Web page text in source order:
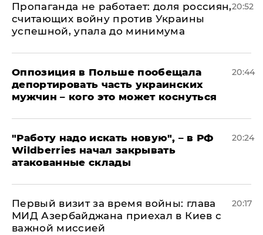
​Пропаганда не работает: доля россиян,
считающих войну против Украины
успешной, упала до минимума
20:52
Оппозиция в Польше пообещала
депортировать часть украинских
мужчин – кого это может коснуться
20:44
"Работу надо искать новую", – в РФ
Wildberries начал закрывать
атакованные склады
20:24
Первый визит за время войны: глава
МИД Азербайджана приехал в Киев с
важной миссией
20:17